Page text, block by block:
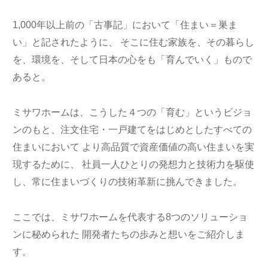
分譲マンション検索
住まいの売却
これから住まいをご検討の方
まいづくりを楽しく学べるデジタルラウンジです。
ホームラウンジ 新築・戸建て
医療・介護・子育て・障がい福祉施設
これから土地活用・賃貸経営をご検討の方
ホームラウンジ 土地活用・賃貸経営
リフォーム営業所
実例動画や基礎知識、収納の工夫など、理想の住まいを叶えるリフォ
ームの具体策とアイデアを豊富にご用意しています。
ホームラウンジ リフォーム
事業用地・事業用建物
分譲用地
すべてのフィールドに新しい価値をデザインし、持続可能な未来志向
ミサワゼネラルソリューション
ご相談窓口
お客様センター
ームを結ぶコミュニケーションサイト。お得・便利・安心なコンテン
ツや、ミサワホームからの大切なお知らせなど配信しています。
ミサワオーナーズクラブ
IR情報
SDGs
環境活動
採用情報
新卒者採用
中途採用
1,000年以上前の「古事記」において「住まい＝巣ま
い」と記されたように、
そこに住む家族を、その暮らし
を、環境を、そして日本の心をも「育んでいく」もので
あると。
ミサワホームは、こうした４つの「育む」というビジョ
ンのもと、注文住宅・一戸建てをはじめとしたすべての
住まいにおいて より高品質で資産価値の高い住まいを実
現するために、
社員一人ひとりの発想力と技術力を駆使
し、常に住まいづくりの技術革新に挑んできました。
ここでは、ミサワホームを代表する8つのソリューショ
ンに秘められた 開発者たちの歩みと想いをご紹介しま
す。